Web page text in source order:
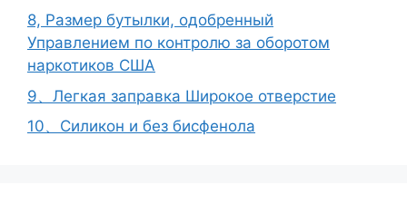
8, Размер бутылки, одобренный
Управлением по контролю за оборотом
наркотиков США
9、Легкая заправка Широкое отверстие
10、Силикон и без бисфенола